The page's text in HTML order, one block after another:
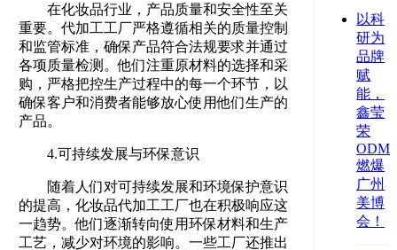
以科
研为
品牌
赋
能，
鑫莹
荣
ODM/
燃爆
广州
美博
会！
在化妆品行业，产品质量和安全性至关
重要。代加工工厂严格遵循相关的质量控制
和监管标准，确保产品符合法规要求并通过
各项质量检测。他们注重原材料的选择和采
购，严格把控生产过程中的每一个环节，以
确保客户和消费者能够放心使用他们生产的
产品。
4.可持续发展与环保意识
随着人们对可持续发展和环境保护意识
的提高，化妆品代加工工厂也在积极响应这
一趋势。他们逐渐转向使用环保材料和生产
工艺，减少对环境的影响。一些工厂还推出